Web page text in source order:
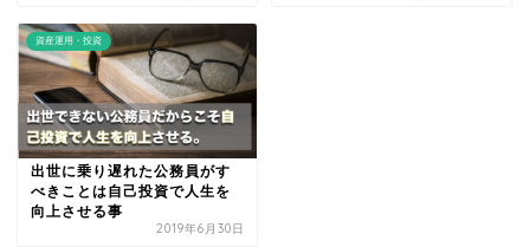
資産運用・投資
出世に乗り遅れた公務員がす
べきことは自己投資で人生を
向上させる事
2019年6月30日